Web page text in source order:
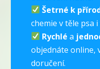
Šetrné k
chemie v těle psa
Rychlé a
objednáte online,
doručení.